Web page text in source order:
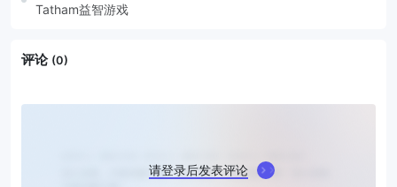
Tatham益智游戏
评论 (0)
请登录后发表评论